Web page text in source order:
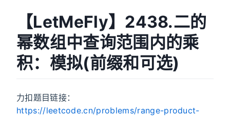
【LetMeFly】2438.二的
幂数组中查询范围内的乘
积：模拟(前缀和可选)
力扣题目链接：
https://leetcode.cn/problems/range-product-